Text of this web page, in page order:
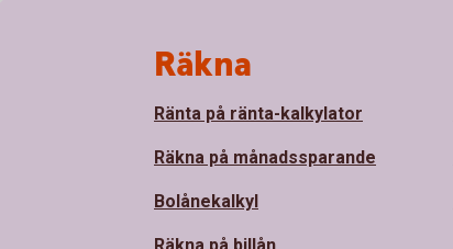
Räkna
Ränta på ränta-kalkylator
Räkna på månadssparande
Bolånekalkyl